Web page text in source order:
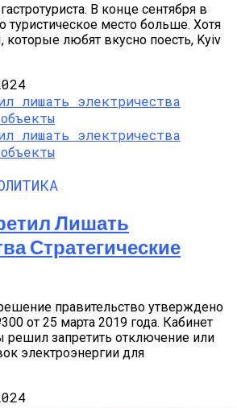
В конце сентября в
туристическое место больше. Хотя
которые любят вкусно поесть, Kyiv
Лишать
Стратегические
правительство утверждено
от 25 марта 2019 года. Кабинет
решил запретить отключение или
электроэнергии для